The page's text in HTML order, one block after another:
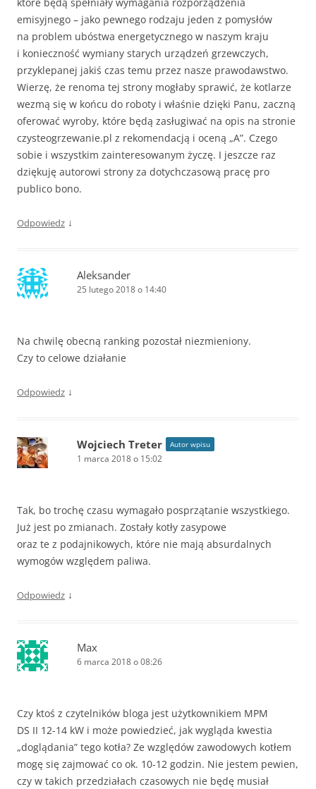
emisyjnego – jako pewnego rodzaju jeden z pomysłów
na problem ubóstwa energetycznego w naszym kraju
i konieczność wymiany starych urządzeń grzewczych,
przyklepanej jakiś czas temu przez nasze prawodawstwo.
Wierzę, że renoma tej strony mogłaby sprawić, że kotlarze
wezmą się w końcu do roboty i właśnie dzięki Panu, zaczną
oferować wyroby, które będą zasługiwać na opis na stronie
czysteogrzewanie.pl z rekomendacją i oceną „A”. Czego
sobie i wszystkim zainteresowanym życzę. I jeszcze raz
dziękuję autorowi strony za dotychczasową pracę pro
publico bono.
Odpowiedz ↓
Aleksander
25 lutego 2018 o 14:40
Na chwilę obecną ranking pozostał niezmieniony.
Czy to celowe działanie
Odpowiedz ↓
Wojciech Treter Autor wpisu
1 marca 2018 o 15:02
Tak, bo trochę czasu wymagało posprzątanie wszystkiego.
Już jest po zmianach. Zostały kotły zasypowe
oraz te z podajnikowych, które nie mają absurdalnych
wymogów względem paliwa.
Odpowiedz ↓
Max
6 marca 2018 o 08:26
Czy ktoś z czytelników bloga jest użytkownikiem MPM
DS II 12-14 kW i może powiedzieć, jak wygląda kwestia
„doglądania” tego kotła? Ze względów zawodowych kotłem
mogę się zajmować co ok. 10-12 godzin. Nie jestem pewien,
czy w takich przedziałach czasowych nie będę musiał